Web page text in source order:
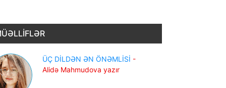
ÜÇ DİLDƏN ƏN ÖNƏMLİSİ -
Alidə Mahmudova yazır